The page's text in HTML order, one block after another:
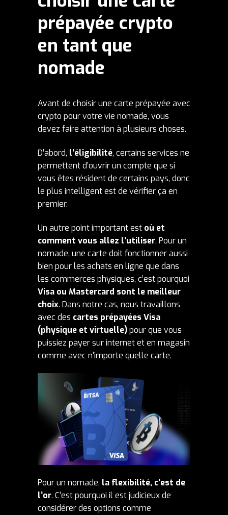
prépayée crypto
en tant que
nomade
Avant de choisir une carte prépayée avec
crypto pour votre vie nomade, vous
devez faire attention à plusieurs choses.
D’abord, l’éligibilité, certains services ne
permettent d’ouvrir un compte que si
vous êtes résident de certains pays, donc
le plus intelligent est de vérifier ça en
premier.
Un autre point important est où et
comment vous allez l’utiliser. Pour un
nomade, une carte doit fonctionner aussi
bien pour les achats en ligne que dans
les commerces physiques, c’est pourquoi
Visa ou Mastercard sont le meilleur
choix. Dans notre cas, nous travaillons
avec des cartes prépayées Visa
(physique et virtuelle)pour que vous
puissiez payer sur internet et en magasin
comme avec n’importe quelle carte.
Pour un nomade, la flexibilité, c’est de
l’or. C’est pourquoi il est judicieux de
considérer des options comme